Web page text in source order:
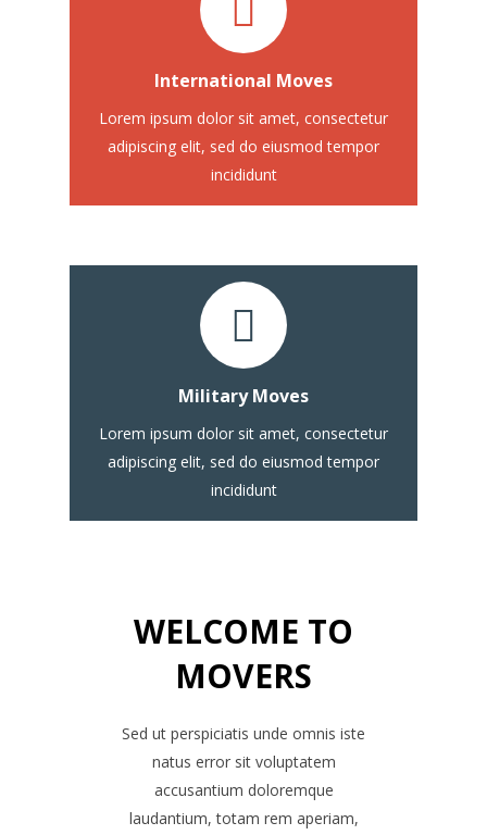
International Moves
Lorem ipsum dolor sit amet, consectetur
adipiscing elit, sed do eiusmod tempor
incididunt
Lorem ipsum dolor sit amet
consectetur
Military Moves
Lorem ipsum dolor sit amet, consectetur
adipiscing elit, sed do eiusmod tempor
incididunt
Lorem ipsum dolor sit amet
consectetur
WELCOME TO
MOVERS
Sed ut perspiciatis unde omnis iste
natus error sit voluptatem
accusantium doloremque
laudantium, totam rem aperiam,